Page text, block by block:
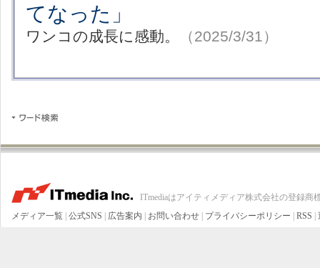
てなった」
ワンコの成長に感動。 （2025/3/31）
ITmediaはアイティメディア株式会社の登録商
メディア一覧 | 公式SNS | 広告案内 | お問い合わせ | プライバシーポリシー | RSS |